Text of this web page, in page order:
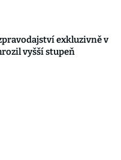
exkluzivně v
vyšší stupeň